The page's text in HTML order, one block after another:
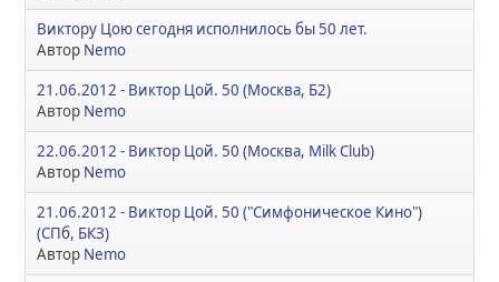
Виктору Цою сегодня исполнилось бы 50 лет.
Автор Nemo
21.06.2012 - Виктор Цой. 50 (Москва, Б2)
Автор Nemo
22.06.2012 - Виктор Цой. 50 (Москва, Milk Club)
Автор Nemo
21.06.2012 - Виктор Цой. 50 ("Симфоническое Кино")
(СПб, БКЗ)
Автор Nemo